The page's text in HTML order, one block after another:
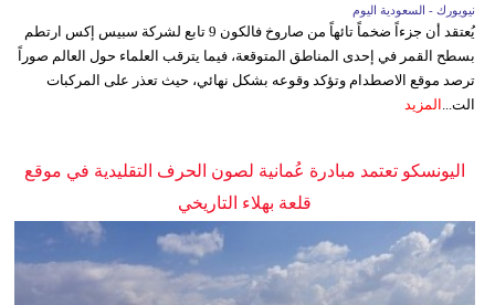
نيويورك - السعودية اليوم
يُعتقد أن جزءاً ضخماً تائهاً من صاروخ فالكون 9 تابع لشركة سبيس إكس ارتطم
بسطح القمر في إحدى المناطق المتوقعة، فيما يترقب العلماء حول العالم صوراً
ترصد موقع الاصطدام وتؤكد وقوعه بشكل نهائي، حيث تعذر على المركبات
الت... المزيد
اليونسكو تعتمد مبادرة عُمانية لصون الحرف التقليدية في موقع
قلعة بهلاء التاريخي